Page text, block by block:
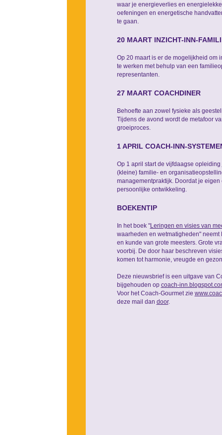
waar je energieverlies en
oefeningen en energetische
te gaan.
20 MAART INZICHT-INN-
Op 20 maart is er de mogelijkheid om
te werken met behulp van een
representanten.
27 MAART COACHDINER
Behoefte aan zowel fysieke als
Tijdens de avond wordt de metafoor
groeiproces.
1 APRIL COACH-INN-
Op 1 april start de vijfdaagse opleiding
(kleine) familie- en
managementpraktijk. Doordat je
persoonlijke ontwikkeling.
BOEKENTIP
In het boek "Leringen en visies van
waarheden en wetmatigheden"
en kunde van grote meesters. Grote
voorbij. De door haar beschreven
komen tot harmonie, vreugde en
Deze nieuwsbrief is een uitgave van
bijgehouden op coach-
Voor het Coach-Gourmet zie
deze mail dan door.